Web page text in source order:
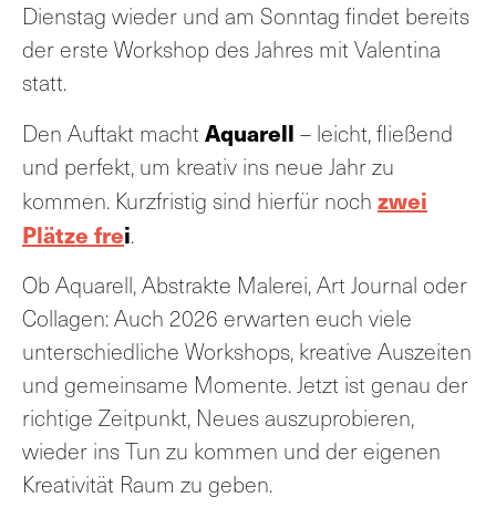
Dienstag wieder und am Sonntag findet bereits
der erste Workshop des Jahres mit Valentina
statt.
Den Auftakt macht Aquarell – leicht, fließend
und perfekt, um kreativ ins neue Jahr zu
kommen. Kurzfristig sind hierfür noch zwei
Plätze frei.
Ob Aquarell, Abstrakte Malerei, Art Journal oder
Collagen: Auch 2026 erwarten euch viele
unterschiedliche Workshops, kreative Auszeiten
und gemeinsame Momente. Jetzt ist genau der
richtige Zeitpunkt, Neues auszuprobieren,
wieder ins Tun zu kommen und der eigenen
Kreativität Raum zu geben.